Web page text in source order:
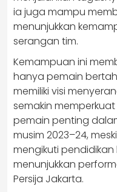
ia juga mampu
menunjukkan
serangan tim.
Kemampuan ini
hanya pemain
memiliki visi
semakin
pemain penting
musim 2023–24,
mengikuti pendidikan
menunjukkan
Persija Jakarta.